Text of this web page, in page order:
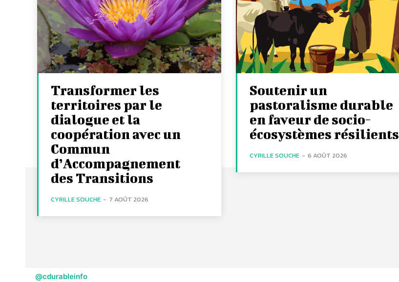
Transformer les
territoires par le
dialogue et la
coopération avec un
Commun
d’Accompagnement
des Transitions
CYRILLE SOUCHE - 7 AOÛT 2026
Soutenir un
pastoralisme durable
en faveur de socio-
écosystèmes résilients
CYRILLE SOUCHE - 6 AOÛT 2026
@cdurableinfo